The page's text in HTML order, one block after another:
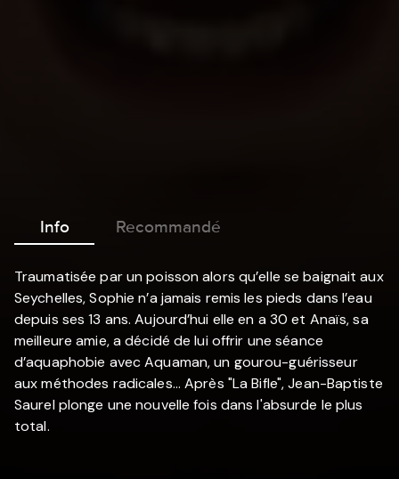
Info Recommandé
Traumatisée par un poisson alors qu’elle se baignait aux
Seychelles, Sophie n’a jamais remis les pieds dans l’eau
depuis ses 13 ans. Aujourd’hui elle en a 30 et Anaïs, sa
meilleure amie, a décidé de lui offrir une séance
d’aquaphobie avec Aquaman, un gourou-guérisseur
aux méthodes radicales... Après "La Bifle", Jean-Baptiste
Saurel plonge une nouvelle fois dans l'absurde le plus
total.